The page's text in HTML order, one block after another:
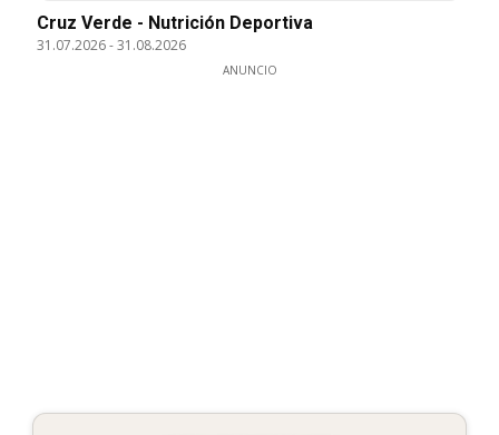
Cruz Verde - Nutrición Deportiva
31.07.2026-31.08.2026
ANUNCIO